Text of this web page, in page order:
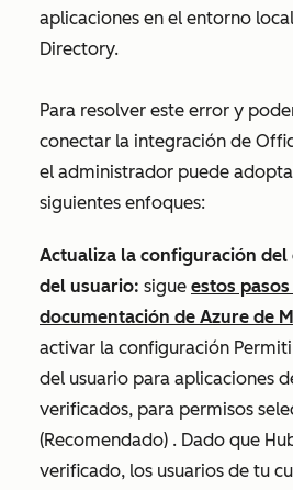
aplicaciones en el entorno
Directory.
Para resolver este error y
conectar la integración de
el administrador puede
siguientes enfoques:
Actualiza la configuración
del usuario: sigue estos
documentación de Azure de
activar la configuración
del usuario para aplicaciones
verificados, para permisos
(Recomendado) . Dado que
verificado, los usuarios de tu